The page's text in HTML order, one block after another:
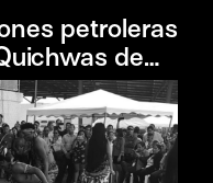
petroleras
de